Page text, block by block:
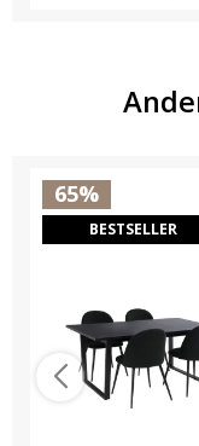
65%
BESTSELLER